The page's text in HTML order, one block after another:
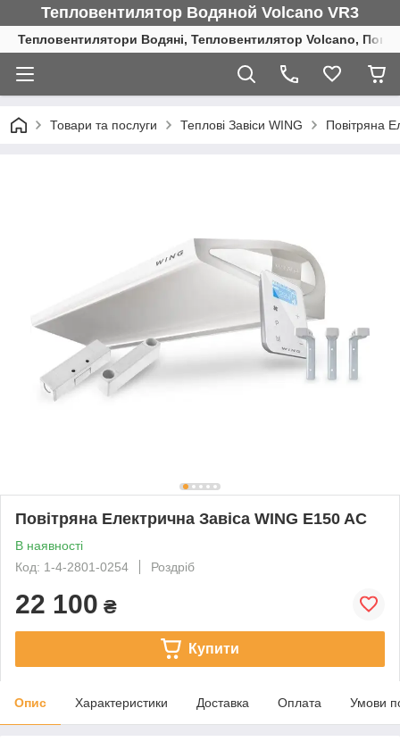
Тепловентилятор Водяной Volcano VR3
Тепловентилятори Водяні, Тепловентилятор Volcano,
Товари та послуги Теплові Завіси WING Повітряна
Повітряна Електрична Завіса WING E150 AC
В наявності
Код: 1-4-2801-0254
Роздріб
22 100 ₴
Купити
Опис Характеристики Доставка Оплата Умови